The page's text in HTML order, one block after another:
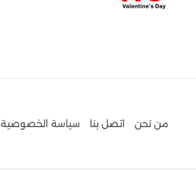
من نحن اتصل بنا سياسة الخصوصية